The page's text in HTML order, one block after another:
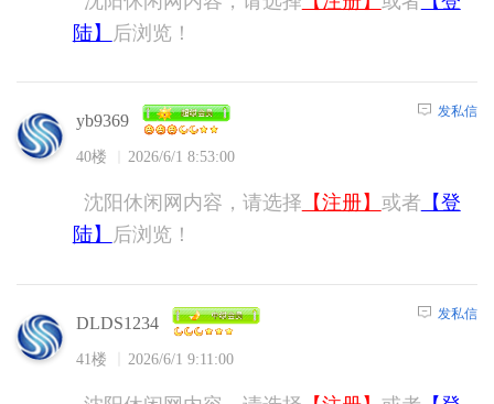
陆】
后浏览！
yb9369
40楼 2026/6/1 8:53:00
发私信
沈阳休闲网内容，请选择 【注册】 或者 【登
陆】
后浏览！
DLDS1234
41楼 2026/6/1 9:11:00
发私信